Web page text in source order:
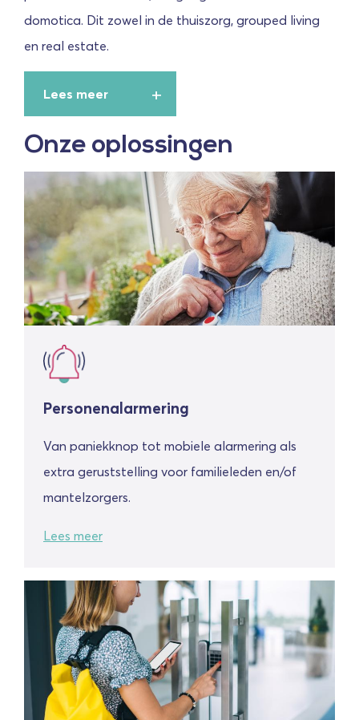
domotica. Dit zowel in de thuiszorg, grouped living
en real estate.
Lees meer
Onze oplossingen
Personenalarmering
Van paniekknop tot mobiele alarmering als
extra geruststelling voor familieleden en/of
mantelzorgers.
Lees meer